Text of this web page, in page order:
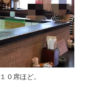
０席ほど。